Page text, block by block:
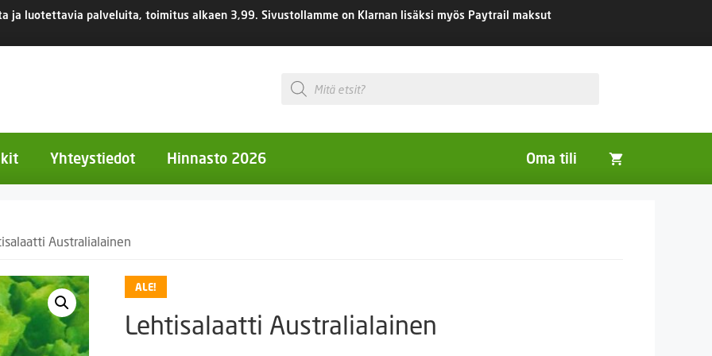
ja luotettavia palveluita, toimitus alkaen 3,99. Sivustollamme on Klarnan lisäksi myös Paytrail maksut
Products
search
kukat
Yhteystiedot Hinnasto 2026 Oma tili
Australialainen
ALE!
Lehtisalaatti Australialainen